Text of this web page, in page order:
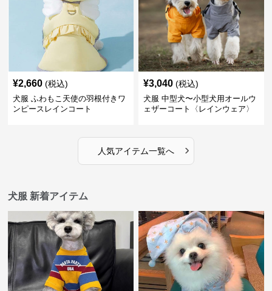
¥2,660 (税込)
犬服 ふわもこ天使の羽根付きワ
ンピースレインコート
¥3,040 (税込)
犬服 中型犬〜小型犬用オールウ
ェザーコート〈レインウェア〉
人気アイテム一覧へ ›
犬服 新着アイテム